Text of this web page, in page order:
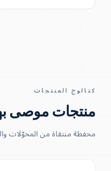
كتالوج المنتجات
منتجات موصى
محفظة منتقاة من المحوّلات